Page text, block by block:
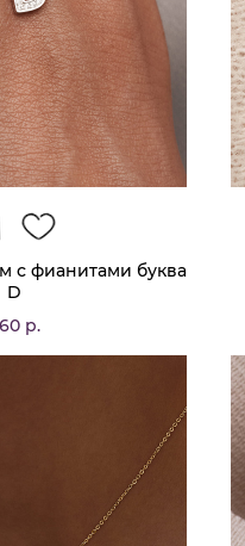
с фианитами буква
D
р.